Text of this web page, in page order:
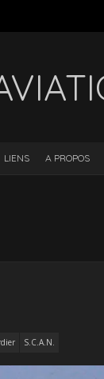
LIENS A PROPOS
S.C.A.N.